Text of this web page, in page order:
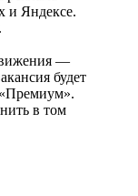
и Яндексе.
—
будет
в том